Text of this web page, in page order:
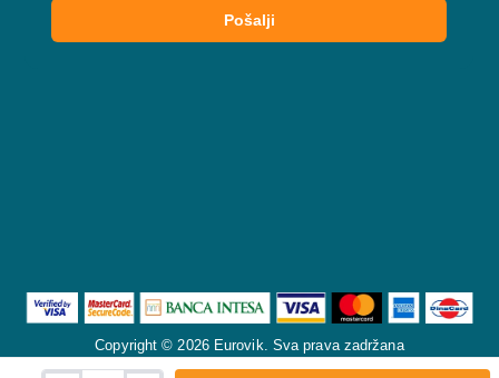
Copyright © 2026 Eurovik. Sva prava zadržana